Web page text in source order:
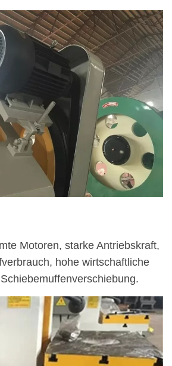
Motoren, starke Antriebskraft,
hohe wirtschaftliche